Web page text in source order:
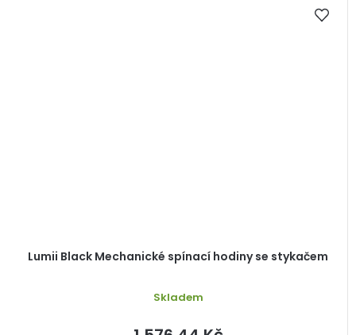
Lumii Black Mechanické spínací hodiny se stykačem
Skladem